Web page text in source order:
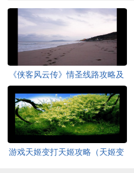
《侠客风云传》情圣线路攻略及
泡妹子注意事项一览 前言
游戏天姬变打天姬攻略（天姬变